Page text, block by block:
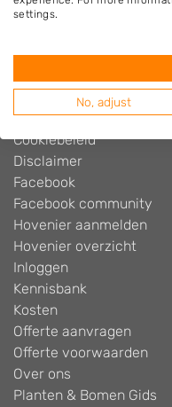
Hovenier.nl
Algemene voorwaarden
Contact
Cookiebeleid
Disclaimer
Facebook
Facebook community
Hovenier aanmelden
Hovenier overzicht
Inloggen
Kennisbank
Kosten
Offerte aanvragen
Offerte voorwaarden
Over ons
Planten & Bomen Gids
settings.
No, adjust